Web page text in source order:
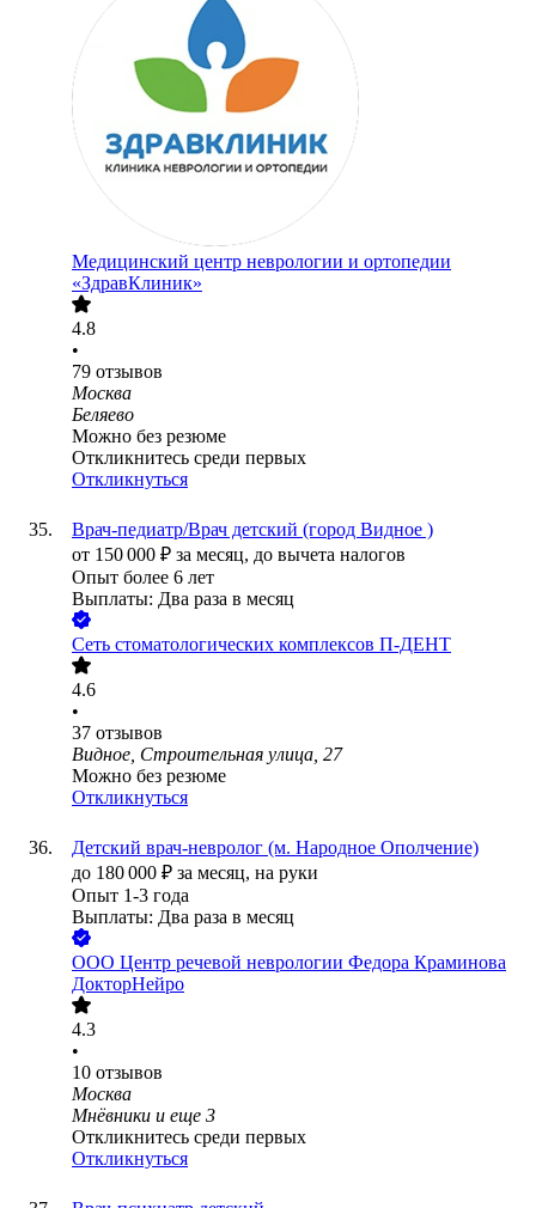
Медицинский центр неврологии и ортопедии
«ЗдравКлиник»
4.8
•
79 отзывов
Москва
Беляево
Можно без резюме
Откликнитесь среди первых
Откликнуться
Врач-педиатр/Врач детский (город Видное )
от 150 000 ₽ за месяц, до вычета налогов
Опыт более 6 лет
Выплаты: Два раза в месяц
Сеть стоматологических комплексов П-ДЕНТ
4.6
•
37 отзывов
Видное, Строительная улица, 27
Можно без резюме
Откликнуться
Детский врач-невролог (м. Народное Ополчение)
до 180 000 ₽ за месяц, на руки
Опыт 1-3 года
Выплаты: Два раза в месяц
ООО Центр речевой неврологии Федора Краминова
ДокторНейро
4.3
•
10 отзывов
Москва
Мнёвники и еще 3
Откликнитесь среди первых
Откликнуться